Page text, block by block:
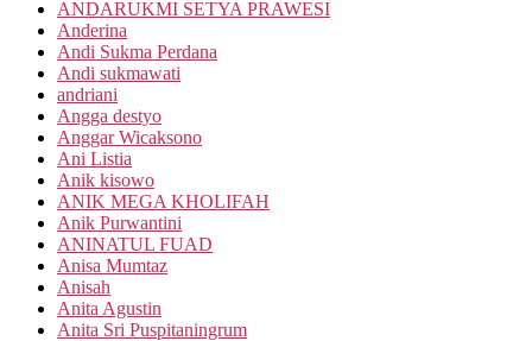
ANDARUKMI SETYA PRAWESI
Anderina
Andi Sukma Perdana
Andi sukmawati
andriani
Angga destyo
Anggar Wicaksono
Ani Listia
Anik kisowo
ANIK MEGA KHOLIFAH
Anik Purwantini
ANINATUL FUAD
Anisa Mumtaz
Anisah
Anita Agustin
Anita Sri Puspitaningrum